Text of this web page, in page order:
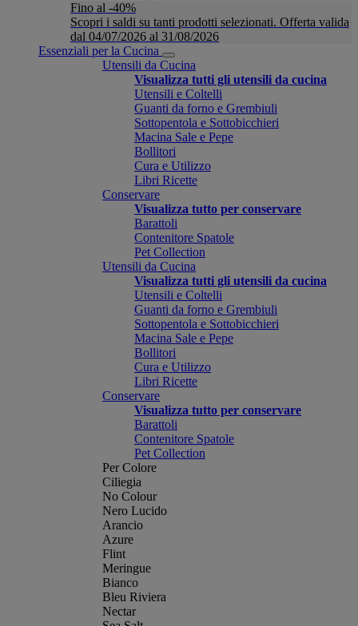
Fino al -40%
Scopri i saldi su tanti prodotti selezionati. Offerta valida
dal 04/07/2026 al 31/08/2026
Essenziali per la Cucina
Utensili da Cucina
Visualizza tutti gli utensili da cucina
Utensili e Coltelli
Guanti da forno e Grembiuli
Sottopentola e Sottobicchieri
Macina Sale e Pepe
Bollitori
Cura e Utilizzo
Libri Ricette
Conservare
Visualizza tutto per conservare
Barattoli
Contenitore Spatole
Pet Collection
Utensili da Cucina
Visualizza tutti gli utensili da cucina
Utensili e Coltelli
Guanti da forno e Grembiuli
Sottopentola e Sottobicchieri
Macina Sale e Pepe
Bollitori
Cura e Utilizzo
Libri Ricette
Conservare
Visualizza tutto per conservare
Barattoli
Contenitore Spatole
Pet Collection
Per Colore
Ciliegia
No Colour
Nero Lucido
Arancio
Azure
Flint
Meringue
Bianco
Bleu Riviera
Nectar